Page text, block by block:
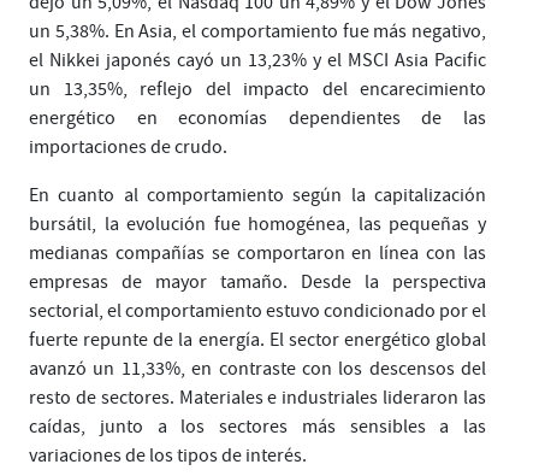
un 5,38%. En Asia, el comportamiento fue más negativo,
el Nikkei japonés cayó un 13,23% y el MSCI Asia Pacific
un 13,35%, reflejo del impacto del encarecimiento
energético en economías dependientes de las
importaciones de crudo.
En cuanto al comportamiento según la capitalización
bursátil, la evolución fue homogénea, las pequeñas y
medianas compañías se comportaron en línea con las
empresas de mayor tamaño. Desde la perspectiva
sectorial, el comportamiento estuvo condicionado por el
fuerte repunte de la energía. El sector energético global
avanzó un 11,33%, en contraste con los descensos del
resto de sectores. Materiales e industriales lideraron las
caídas, junto a los sectores más sensibles a las
variaciones de los tipos de interés.